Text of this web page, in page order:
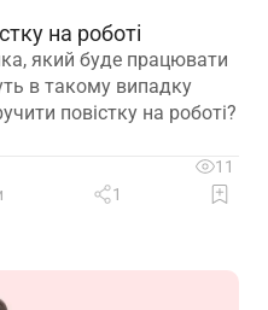
на роботі
який буде працювати
в такому випадку
повістку на роботі?
11
1